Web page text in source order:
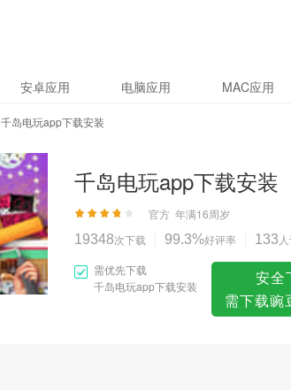
安卓应用 电脑应用 MAC应用
千岛电玩app下载安装
千岛电玩app下载安装
官方 年满16周岁
19348次下载 99.3%好评率 133
需优先下载
千岛电玩app下载安装
安全
需下载豌